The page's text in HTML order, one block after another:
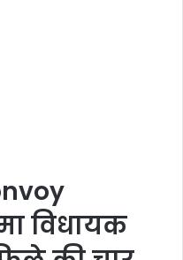
विधायक